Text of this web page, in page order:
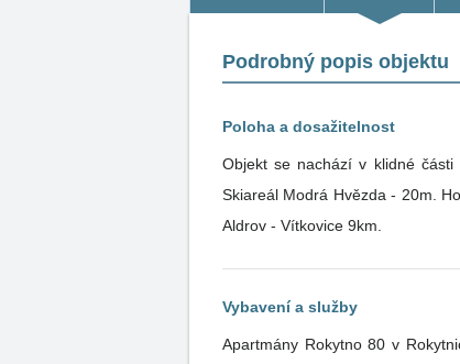
Podrobný popis objektu
Poloha a dosažitelnost
Objekt se nachází v klidné
Skiareál Modrá Hvězda - 20m.
Aldrov - Vítkovice 9km.
Vybavení a služby
Apartmány Rokytno 80 v